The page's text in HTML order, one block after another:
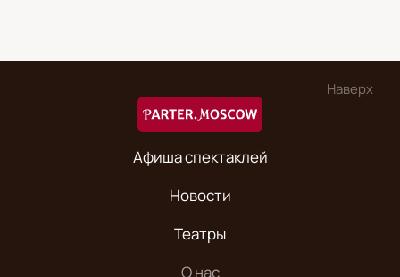
Наверх
Афиша спектаклей
Новости
Театры
О нас